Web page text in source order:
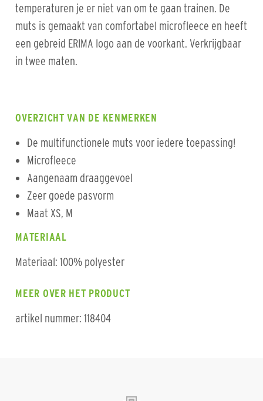
temperaturen je er niet van om te gaan trainen. De
muts is gemaakt van comfortabel microfleece en heeft
een gebreid ERIMA logo aan de voorkant. Verkrijgbaar
in twee maten.
OVERZICHT VAN DE KENMERKEN
De multifunctionele muts voor iedere toepassing!
Microfleece
Aangenaam draaggevoel
Zeer goede pasvorm
Maat XS, M
MATERIAAL
Materiaal: 100% polyester
MEER OVER HET PRODUCT
artikel nummer: 118404